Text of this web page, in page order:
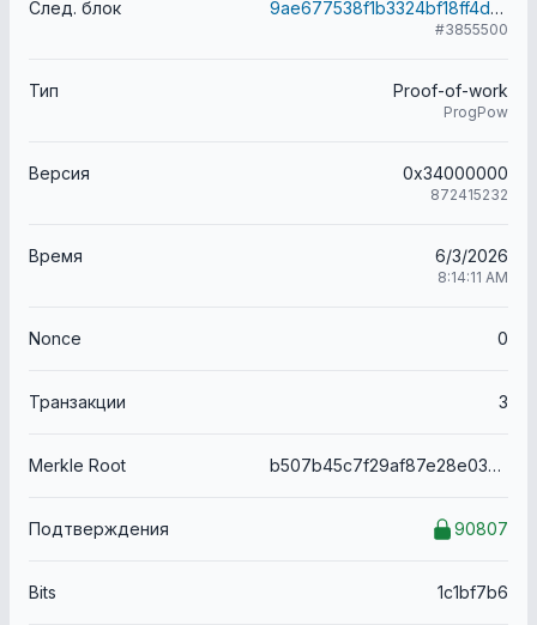
След. блок 9ae677538f1b3324bf18ff4d545c9adffc1d1acf70ea58e7e034558e21f2b121
#3855500
Тип Proof-of-work
ProgPow
Версия 0x34000000
872415232
Время 6/3/2026
8:14:11 AM
Nonce 0
Транзакции 3
Merkle Root b507b45c7f29af87e28e03b62fba7458905417a07490968070deaba7ab321040
Подтверждения 90807
Bits 1c1bf7b6